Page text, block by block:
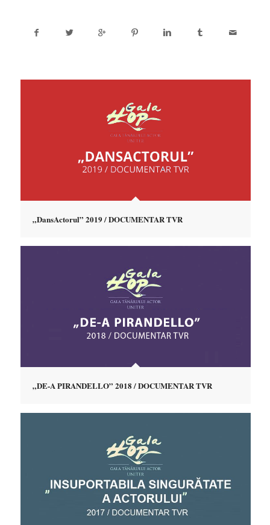
„DansActorul” 2019 / DOCUMENTAR TVR
„DE-A PIRANDELLO” 2018 / DOCUMENTAR TVR